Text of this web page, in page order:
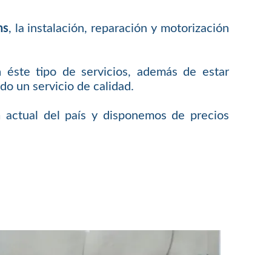
, la instalación, reparación y motorización
éste tipo de servicios, además de estar
un servicio de calidad.
del país y disponemos de precios